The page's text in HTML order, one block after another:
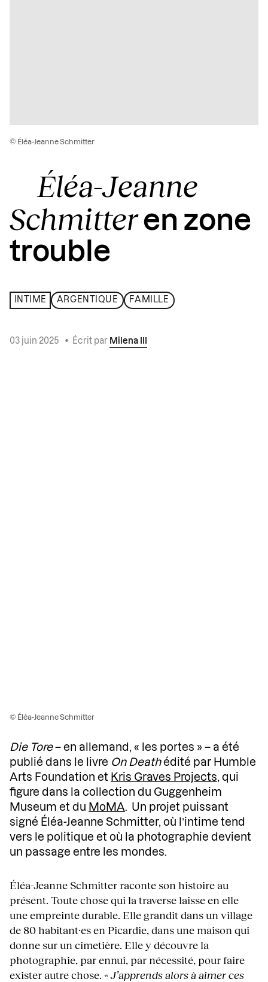
Éléa-Jeanne
Schmitteren zone
trouble
INTIME ARGENTIQUE FAMILLE
03 juin 2025 • Écrit par Milena III
© Éléa-Jeanne Schmitter
© Éléa-Jeanne Schmitter
Die Tore– en allemand, « les portes » – a été
publié dans le livre On Deathédité par Humble
Arts Foundation et Kris Graves Projects, qui
figure dans la collection du Guggenheim
Museum et du MoMA. Un projet puissant
signé Éléa-Jeanne Schmitter, où l’intime tend
vers le politique et où la photographie devient
un passage entre les mondes.
Éléa-Jeanne Schmitter raconte son histoire au
présent. Toute chose qui la traverse laisse en elle
une empreinte durable. Elle grandit dans un village
de 80 habitant·es en Picardie, dans une maison qui
donne sur un cimetière. Elle y découvre la
photographie, par ennui, par nécessité, pour faire
exister autre chose. « J’apprends alors à aimer ces